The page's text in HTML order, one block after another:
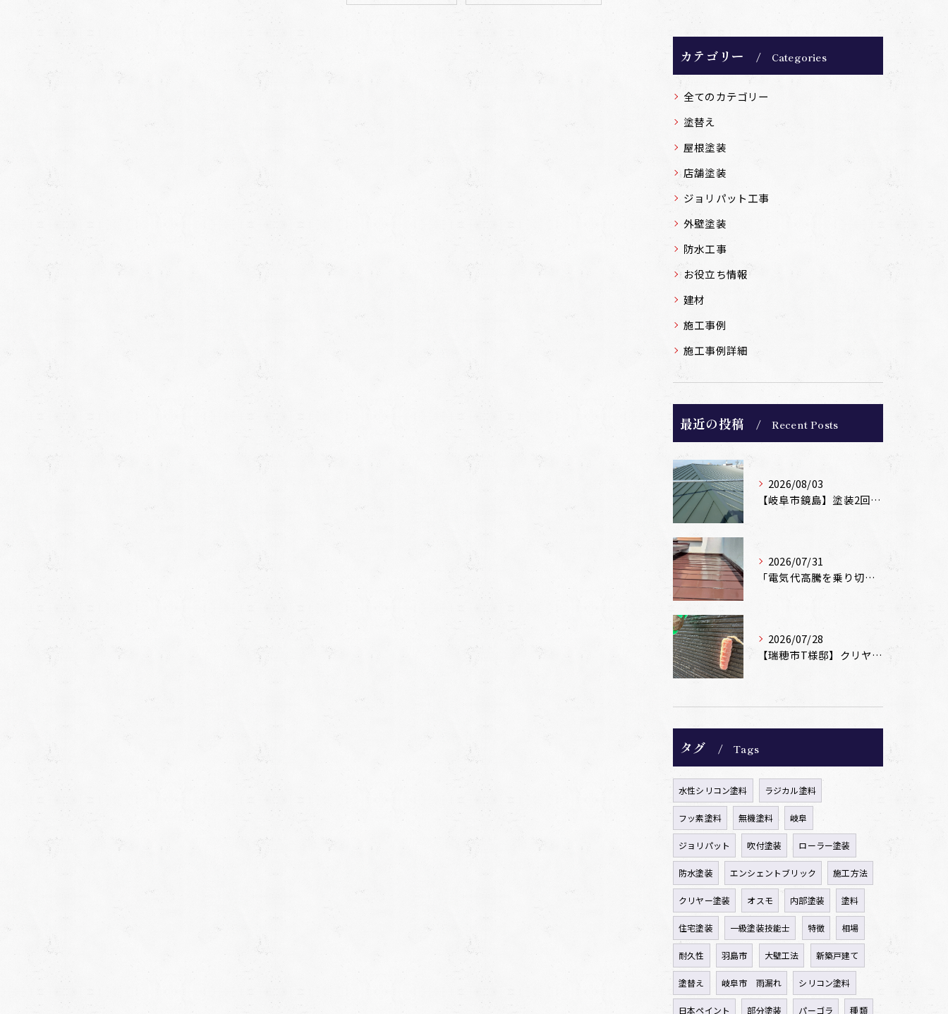
カテゴリー Categories
全てのカテゴリー
塗替え
屋根塗装
店舗塗装
ジョリパット工事
外壁塗装
防水工事
お役立ち情報
建材
施工事例
施工事例詳細
最近の投稿 Recent Posts
2026/08/03
【岐阜市鏡島】塗装2回のカラーベスト屋根をカバー工法でガルバリウム鋼板に改修！
2026/07/31
「電気代高騰を乗り切る！外壁・屋根の遮熱塗装でできる省エネ対策」
2026/07/28
【瑞穂市T様邸】クリヤー塗装とコーキング「後打ち」で新築時の美しさを再現
タグ Tags
水性シリコン塗料 ラジカル塗料
フッ素塗料 無機塗料 岐阜
ジョリパット 吹付塗装 ローラー塗装
防水塗装 エンシェントブリック 施工方法
クリヤー塗装 オスモ 内部塗装 塗料
住宅塗装 一級塗装技能士 特徴 相場
耐久性 羽島市 大壁工法 新築戸建て
塗替え 岐阜市 雨漏れ シリコン塗料
日本ペイント 部分塗装 パーゴラ 種類